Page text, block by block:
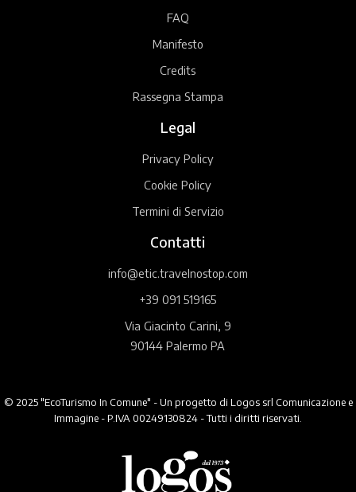
FAQ
Manifesto
Credits
Rassegna Stampa
Legal
Privacy Policy
Cookie Policy
Termini di Servizio
Contatti
info@etic.travelnostop.com
+39 091 519165
Via Giacinto Carini, 9
90144 Palermo PA
© 2025 "EcoTurismo In Comune" - Un progetto di Logos srl Comunicazione e
Immagine - P.IVA 00249130824 - Tutti i diritti riservati.